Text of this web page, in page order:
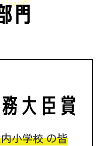
小学校 の皆